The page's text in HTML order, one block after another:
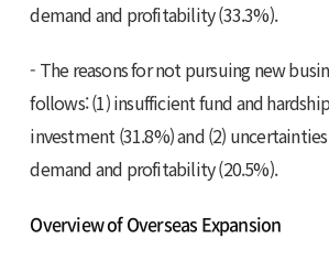
demand and profitability (33.3%).
- The reasons for not pursuing new
follows: (1) insufficient fund and
investment (31.8%) and (2)
demand and profitability (20.5%).
Overview of Overseas Expansion